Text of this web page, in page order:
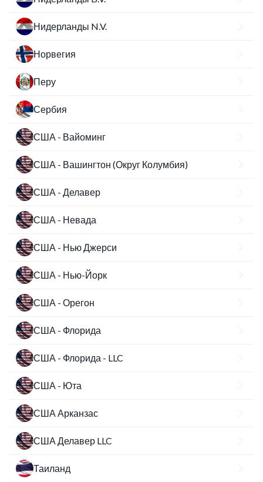
Нидерланды N.V.
Норвегия
Перу
Сербия
США - Вайоминг
США - Вашингтон (Округ Колумбия)
США - Делавер
США - Невада
США - Нью Джерси
США - Нью-Йорк
США - Орегон
США - Флорида
США - Флорида - LLC
США - Юта
США Арканзас
США Делавер LLC
Таиланд